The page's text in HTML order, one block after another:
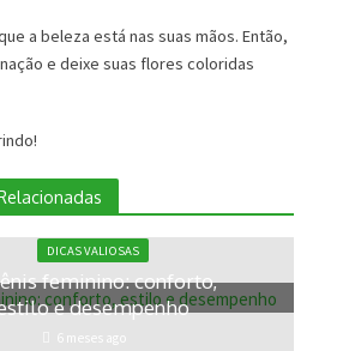
a beleza está nas suas mãos. Então,
e deixe suas flores coloridas
DICAS VALIOSAS
feminino: conforto,
e desempenho
6 meses ago